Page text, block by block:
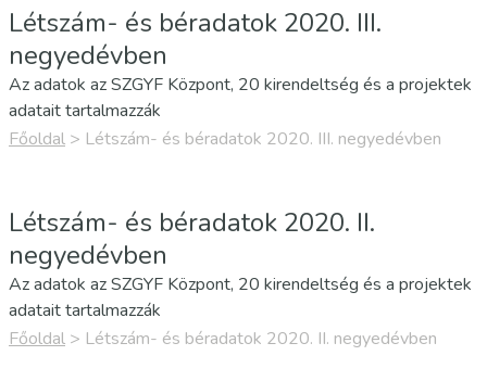
Létszám- és béradatok 2020. III.
negyedévben
Az adatok az SZGYF Központ, 20 kirendeltség és a projektek
adatait tartalmazzák
Főoldal > Létszám- és béradatok 2020. III. negyedévben
Létszám- és béradatok 2020. II.
negyedévben
Az adatok az SZGYF Központ, 20 kirendeltség és a projektek
adatait tartalmazzák
Főoldal > Létszám- és béradatok 2020. II. negyedévben